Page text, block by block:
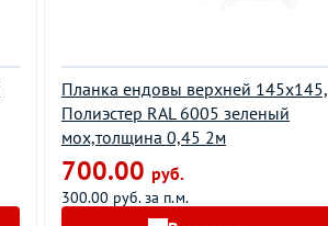
Планка ендовы верхней 145х145,
Полиэстер RAL 6005 зеленый
мох,толщина 0,45 2м
700.00 руб.
300.00 руб. за п.м.